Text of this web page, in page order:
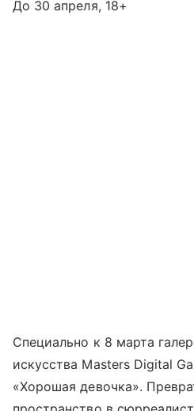
До 30 апреля, 18+
Специально к 8 марта
искусства Masters Digital
«Хорошая девочка».